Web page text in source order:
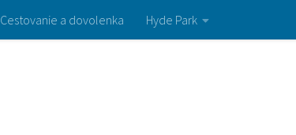
Cestovanie a dovolenka Hyde Park